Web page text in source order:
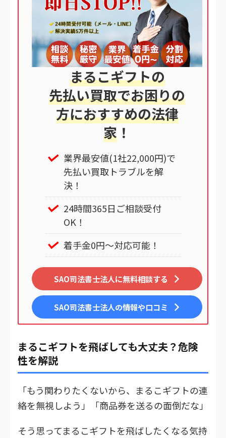
まるこギフトの
先払い買取でお困りの
方におすすめの法律
家 ！
業界最安値(1社22,000円)で
先払い買取トラブルを解
決！
24時間365日ご相談受付
OK！
着手金0円～対応可能！
SAO司法書士法人に無料相談する
SAO司法書士法人の情報や口コミ
まるこギフトを飛ばしても大丈夫？危険
性を解説
「もう関わりたくないから、まるこギフトの連
絡を無視しよう」「商品券を送るの面倒だな」
そう思ってまるこギフトを飛ばしたくなる気持